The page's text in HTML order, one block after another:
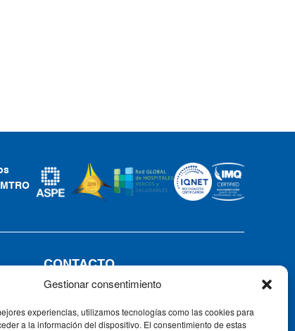
Gestionar consentimiento
experiencias, utilizamos tecnologías como las cookies para
a la información del dispositivo. El consentimiento de estas
CONTACTO
Tel: +34 91 735 57 57 | Fax: 91 735
Av. Ventisquero de la Condesa, 42,